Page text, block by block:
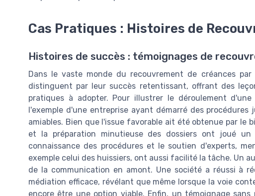
Cas Pratiques : Histoires de
Histoires de succès : témoignages de
Dans le vaste monde du recouvrement de créances
distinguent par leur succès retentissant, offrant des
pratiques à adopter. Pour illustrer le déroulement
l'exemple d'une entreprise ayant démarré des
amiables. Bien que l'issue favorable ait été obtenue par le
et la préparation minutieuse des dossiers ont joué
connaissance des procédures et le soutien d'experts,
exemple celui des huissiers, ont aussi facilité la tâche. Un
de la communication en amont. Une société a réussi à
médiation efficace, révélant que même lorsque la voie
encore être une option viable. Enfin, un témoignage